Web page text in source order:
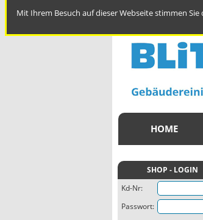
Mit Ihrem Besuch auf dieser Webseite stimmen
HOME
SHOP - LOGIN
Kd-Nr:
Passwort: